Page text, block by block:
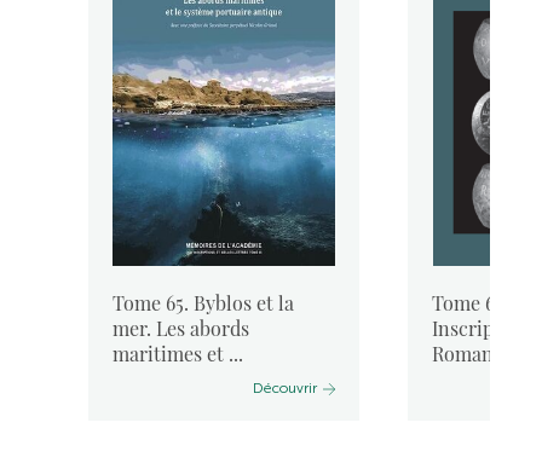
Tome 65. Byblos et la
mer. Les abords
maritimes et ...
Découvrir
Tome 64. «
Romanae ...